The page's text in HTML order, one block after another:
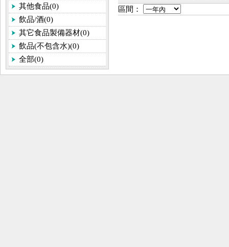
其他食品(0)
飲品/酒(0)
其它食品製備器材(0)
飲品(不包含水)(0)
全部(0)
區間：